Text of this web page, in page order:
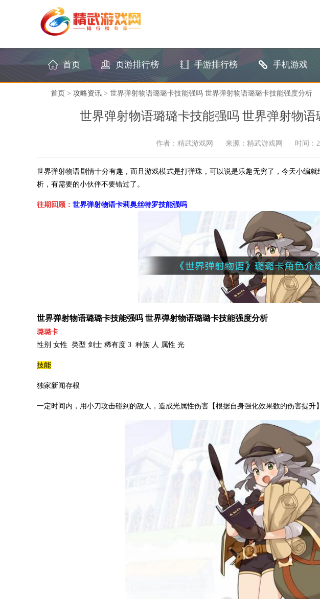
首页 页游排行榜 手游排行榜 手机游戏
首页 > 攻略资讯 > 世界弹射物语璐璐卡技能强吗 世界弹射物语璐璐卡技能强度分析
世界弹射物语璐璐卡技能强吗 世界弹射物
作者：精武游戏网 来源：精武游戏网 时间：
世界弹射物语剧情十分有趣，而且游戏模式是打弹珠，可以说是乐趣无穷了，今天小编就
析，有需要的小伙伴不要错过了。
往期回顾： 世界弹射物语卡莉奥丝特罗技能强吗
世界弹射物语璐璐卡技能强吗 世界弹射物语璐璐卡技能强度分析
璐璐卡
性别 女性 类型 剑士 稀有度 3 种族 人 属性 光
技能
独家新闻存根
一定时间内，用小刀攻击碰到的敌人，造成光属性伤害【根据自身强化效果数的伤害提升